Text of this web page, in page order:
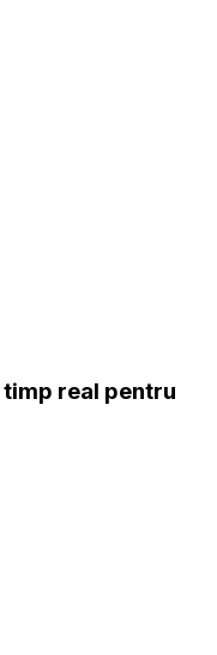
real pentru